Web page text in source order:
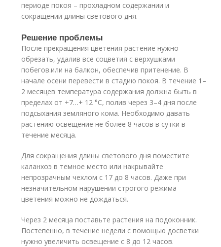
периоде покоя – прохладном содержании и
сокращении длины светового дня.
Решение проблемы
После прекращения цветения растение нужно
обрезать, удалив все соцветия с верхушками
побегов.или на балкон, обеспечив притенение. В
начале осени перевести в стадию покоя. В течение 1–
2 месяцев температура содержания должна быть в
пределах от +7…+ 12 °С, полив через 3–4 дня после
подсыхания земляного кома. Необходимо давать
растению освещение не более 8 часов в сутки в
течение месяца.
Для сокращения длины светового дня поместите
каланхоэ в темное место или накрывайте
непрозрачным чехлом с 17 до 8 часов. Даже при
незначительном нарушении строгого режима
цветения можно не дождаться.
Через 2 месяца поставьте растения на подоконник.
Постепенно, в течение недели с помощью досветки
нужно увеличить освещение с 8 до 12 часов.